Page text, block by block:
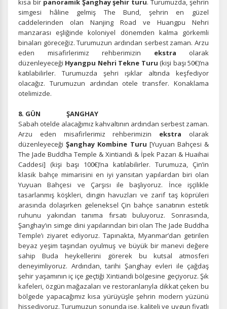
gereklidir. Bu çerezler olmadan site düzgün çalışmaz ve
devre dışı bırakılamaz.
İstatistik Çerezleri
Ziyaretçilerin siteyi nasıl kullandığını anonim olarak
ölçeriz. Hangi sayfaların popüler olduğunu ve
yardımcı olur.
Pazarlama Çerezleri
Size ve ilgi alanlarınıza uygun reklamlar göstermek için
kullanılır. Kapatırsanız reklamları görmeye devam
edersiniz, ancak daha az alakalı olabilirler.
Tercihleri Kaydet
kısa bir panoramik Şanghay şehir turu. Turumuzda, şehrin
simgesi hâline gelmiş The Bund, şehrin en güzel
caddelerinden olan Nanjing Road ve Huangpu Nehri
manzarası eşliğinde koloniyel dönemden kalma görkemli
binaları göreceğiz. Turumuzun ardından serbest zaman. Arzu
eden misafirlerimiz rehberimizin ekstra olarak
düzenleyeceği Hyangpu Nehri Tekne Turu(kişi başı 50€)’na
katılabilirler. Turumuzda şehri ışıklar altında keşfediyor
olacağız. Turumuzun ardından otele transfer. Konaklama
otelimizde.
8. GÜN ŞANGHAY
Sabah otelde alacağımız kahvaltının ardından serbest zaman.
Arzu eden misafirlerimiz rehberimizin ekstra olarak
düzenleyeceğiŞanghay Kombine Turu [Yuyuan Bahçesi &
The Jade Buddha Temple & Xintiandi & İpek Pazarı & Huaihai
Caddesi] (kişi başı 100€)’na katılabilirler. Turumuza, Çin’in
klasik bahçe mimarisini en iyi yansıtan yapılardan biri olan
Yuyuan Bahçesi ve Çarşısı ile başlıyoruz. İnce işçilikle
tasarlanmış köşkleri, dingin havuzları ve zarif taş köprüleri
arasında dolaşırken geleneksel Çin bahçe sanatının estetik
ruhunu yakından tanıma fırsatı buluyoruz. Sonrasında,
Şanghay’ın simge dini yapılarından biri olan The Jade Buddha
Temple’ı ziyaret ediyoruz. Tapınakta, Myanmar’dan getirilen
beyaz yeşim taşından oyulmuş ve büyük bir manevi değere
sahip Buda heykellerini görerek bu kutsal atmosferi
deneyimliyoruz. Ardından, tarihi Şanghay evleri ile çağdaş
şehir yaşamının iç içe geçtiği Xintiandi bölgesine geçiyoruz. Şık
kafeleri, özgün mağazaları ve restoranlarıyla dikkat çeken bu
bölgede yapacağımız kısa yürüyüşle şehrin modern yüzünü
hissediyoruz. Turumuzun sonunda ise, kaliteli ve uygun fiyatlı